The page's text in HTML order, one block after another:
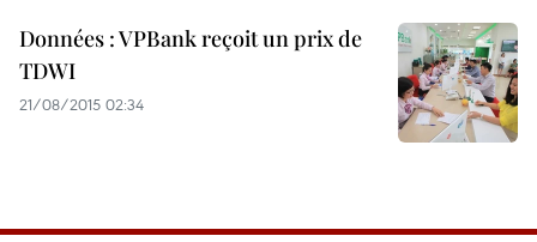
Données : VPBank reçoit un prix de
TDWI
21/08/2015 02:34